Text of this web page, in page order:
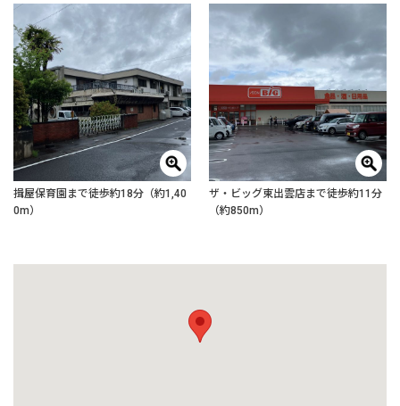
揖屋保育園まで徒歩約18分（約1,40
0m）
ザ・ビッグ東出雲店まで徒歩約11分
（約850m）